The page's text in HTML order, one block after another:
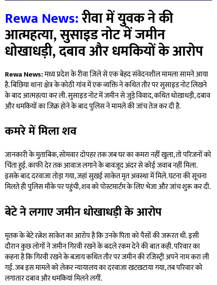
Rewa News:रीवा में युवक ने की
आत्महत्या, सुसाइड नोट में जमीन
धोखाधड़ी, दबाव और धमकियों के आरोप
Rewa News:मध्य प्रदेश के रीवा जिले से एक बेहद संवेदनशील मामला सामने आया
है. बिछिया थाना क्षेत्र के कोठी गांव में एक व्यक्ति ने कथित तौर पर सुसाइड नोट लिखने
के बाद आत्महत्या कर ली. सुसाइड नोट में जमीन से जुड़े विवाद, कथित धोखाधड़ी, दबाव
और धमकियों का जिक्र होने के बाद पुलिस ने मामले की जांच तेज कर दी है.
कमरे में मिला शव
जानकारी के मुताबिक, सोमवार दोपहर तक जब घर का कमरा नहीं खुला, तो परिजनों को
चिंता हुई. काफी देर तक आवाज लगाने के बावजूद अंदर से कोई जवाब नहीं मिला.
इसके बाद दरवाजा तोड़ा गया, जहां सुखई साकेत मृत अवस्था में मिले. घटना की सूचना
मिलते ही पुलिस मौके पर पहुंची, शव को पोस्टमार्टम के लिए भेजा और जांच शुरू कर दी.
बेटे ने लगाए जमीन धोखाधड़ी के आरोप
मृतक के बेटे रत्नेश साकेत का आरोप है कि उनके पिता को पैसों की जरूरत थी. इसी
दौरान कुछ लोगों ने जमीन गिरवी रखने के बदले रकम देने की बात कही. परिवार का
कहना है कि गिरवी रखने के बजाय कथित तौर पर जमीन की रजिस्ट्री अपने नाम करा ली
गई. जब इस मामले को लेकर न्यायालय का दरवाजा खटखटाया गया, तब परिवार को
लगातार दबाव और धमकियां मिलने लगीं.